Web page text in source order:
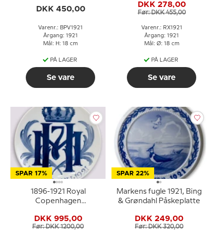
DKK 450,00
Varenr.: BPV1921
Årgang: 1921
Mål: H: 18 cm
PÅ LAGER
Se vare
DKK 278,00
Før: DKK 455,00
Varenr.: RX1921
Årgang: 1921
Mål: Ø: 18 cm
PÅ LAGER
Se vare
SPAR 17%
1896-1921 Royal
Copenhagen
JULI 1921.
DKK 995,00
Før: DKK 1200,00
SPAR 22%
Markens fugle 1921, Bing
& Grøndahl Påskeplatte
DKK 249,00
Før: DKK 320,00